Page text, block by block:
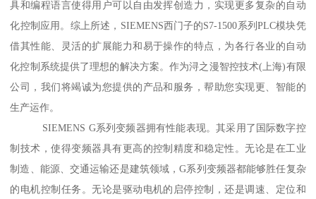
具和编程语言使得用户可以自由发挥创造力，实现更多复杂的自动
化控制应用。综上所述，SIEMENS西门子的S7-1500系列PLC模块凭
借其性能、灵活的扩展能力和易于操作的特点，为各行各业的自动
化控制系统提供了理想的解决方案。作为浔之漫智控技术(上海)有限
公司，我们将竭诚为您提供的产品和服务，帮助您实现更、智能的
生产运作。
SIEMENS G系列变频器拥有性能表现。其采用了国际数字控
制技术，使得变频器具有更高的控制精度和稳定性。无论是在工业
制造、能源、交通运输还是建筑领域，G系列变频器都能够胜任复杂
的电机控制任务。无论是驱动电机的启停控制，还是调速、定位和